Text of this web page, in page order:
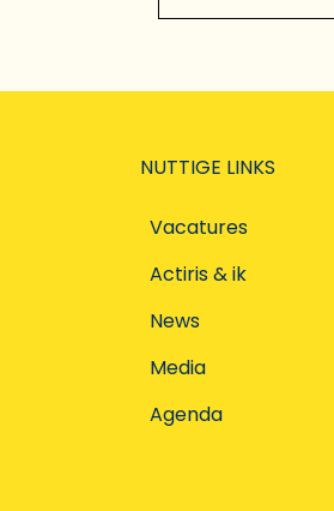
NUTTIGE LINKS
Vacatures
Actiris & ik
News
Media
Agenda